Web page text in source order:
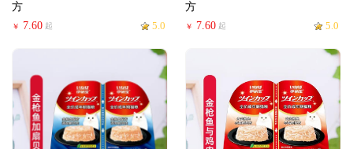
方
￥ 7.60 起 5.0
方
￥ 7.60 起 5.0